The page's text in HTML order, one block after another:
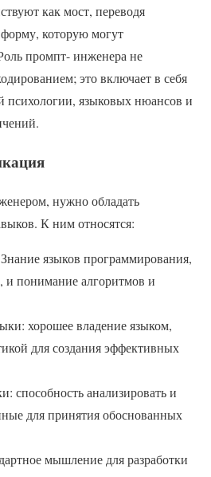
как мост, переводя
которую могут
промпт- инженера не
это включает в себя
психологии, языковых нюансов и
нужно обладать
К ним относятся:
языков программирования,
и понимание алгоритмов и
хорошее владение языком,
для создания эффективных
способность анализировать и
для принятия обоснованных
мышление для разработки